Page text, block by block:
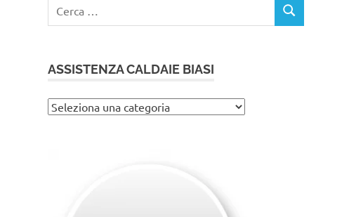
per:
CERCA
ASSISTENZA CALDAIE BIASI
Assistenza